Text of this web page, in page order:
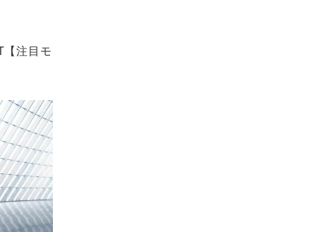
注目モ